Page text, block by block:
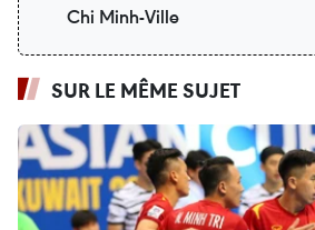
Chi Minh-Ville
SUR LE MÊME SUJET